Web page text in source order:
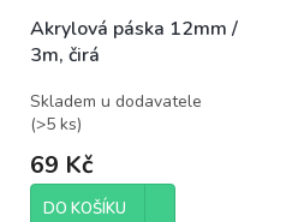
Akrylová páska 12mm /
3m, čirá
Skladem u dodavatele
(>5 ks)
69 Kč
DO KOŠÍKU